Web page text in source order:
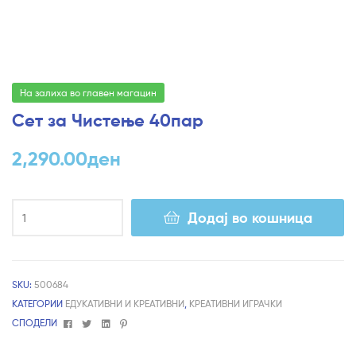
На залиха во главен магацин
Сет за Чистење 40пар
2,290.00ден
Додај во кошница
SKU: 500684
КАТЕГОРИИ ЕДУКАТИВНИ И КРЕАТИВНИ, КРЕАТИВНИ ИГРАЧКИ
СПОДЕЛИ
FacebookTwitterLinkedin
Pinterest